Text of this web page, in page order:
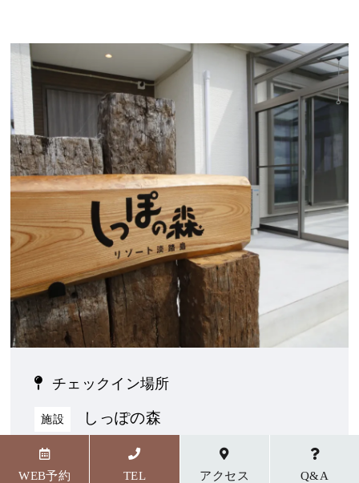
チェックイン場所
施設 しっぽの森
〒656-1727 兵庫県淡路市野島貴船23番地5
WEB予約
TEL アクセス Q&A